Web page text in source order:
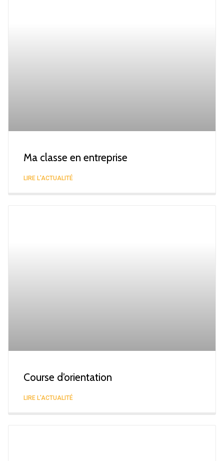
Ma classe en entreprise
LIRE L'ACTUALITÉ
Course d’orientation
LIRE L'ACTUALITÉ